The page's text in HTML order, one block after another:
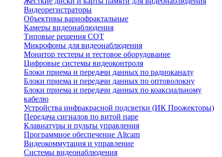
Видеорегистраторы
Объективы вариофрактальные
Камеры видеонаблюдения
Типовые решения СОТ
Микрофоны для видеонаблюдения
Монитор тестеры и тестовое оборудование
Цифровые системы видеоконтроля
Блоки приема и передачи данных по радиоканалу
Блоки приема и передачи данных по оптоволокну
Блоки приема и передачи данных по коаксиальному
кабелю
Устройства инфракрасной подсветки (ИК Прожекторы)
Передача сигналов по витой паре
Клавиатуры и пульты управления
Программное обеспечение Altcam
Видеокоммутация и управление
Системы видеонаблюдения